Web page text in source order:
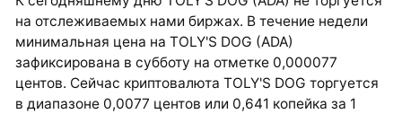
на отслеживаемых нами биржах. В течение недели
минимальная цена на TOLY'S DOG (ADA)
зафиксирована в субботу на отметке 0,000077
центов. Сейчас криптовалюта TOLY'S DOG торгуется
в диапазоне 0,0077 центов или 0,641 копейка за 1